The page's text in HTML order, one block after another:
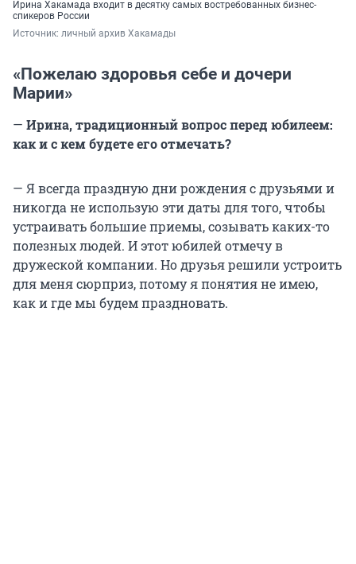
Ирина Хакамада входит в десятку самых востребованных бизнес-
спикеров России
Источник: личный архив Хакамады
«Пожелаю здоровья себе и дочери
Марии»
— Ирина, традиционный вопрос перед юбилеем:
как и с кем будете его отмечать?
— Я всегда праздную дни рождения с друзьями и
никогда не использую эти даты для того, чтобы
устраивать большие приемы, созывать каких-то
полезных людей. И этот юбилей отмечу в
дружеской компании. Но друзья решили устроить
для меня сюрприз, потому я понятия не имею,
как и где мы будем праздновать.